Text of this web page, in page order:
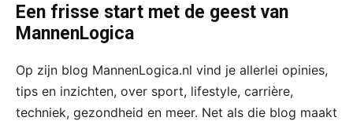
Een frisse start met de geest van
MannenLogica
Op zijn blog MannenLogica.nl vind je allerlei opinies,
tips en inzichten, over sport, lifestyle, carrière,
techniek, gezondheid en meer. Net als die blog maakt